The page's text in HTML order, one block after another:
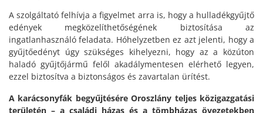
A szolgáltató felhívja a figyelmet arra is, hogy a hulladékgyűjtő
edények megközelíthetőségének biztosítása az
ingatlanhasználó feladata. Hóhelyzetben ez azt jelenti, hogy a
gyűjtőedényt úgy szükséges kihelyezni, hogy az a közúton
haladó gyűjtőjármű felől akadálymentesen elérhető legyen,
ezzel biztosítva a biztonságos és zavartalan ürítést.
A karácsonyfák begyűjtésére Oroszlány teljes közigazgatási
területén – a családi házas és a tömbházas övezetekben